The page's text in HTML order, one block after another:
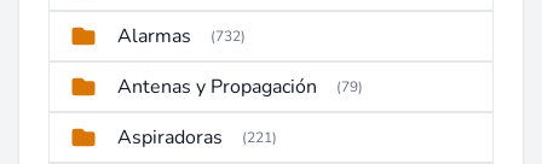
Alarmas (732)
Antenas y Propagación (79)
Aspiradoras (221)